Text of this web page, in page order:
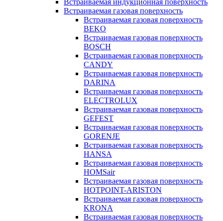
Встраиваемая индукционная поверхность
Встраиваемая газовая поверхность
Встраиваемая газовая поверхность
BEKO
Встраиваемая газовая поверхность
BOSCH
Встраиваемая газовая поверхность
CANDY
Встраиваемая газовая поверхность
DARINA
Встраиваемая газовая поверхность
ELECTROLUX
Встраиваемая газовая поверхность
GEFEST
Встраиваемая газовая поверхность
GORENJE
Встраиваемая газовая поверхность
HANSA
Встраиваемая газовая поверхность
HOMSair
Встраиваемая газовая поверхность
HOTPOINT-ARISTON
Встраиваемая газовая поверхность
KRONA
Встраиваемая газовая поверхность